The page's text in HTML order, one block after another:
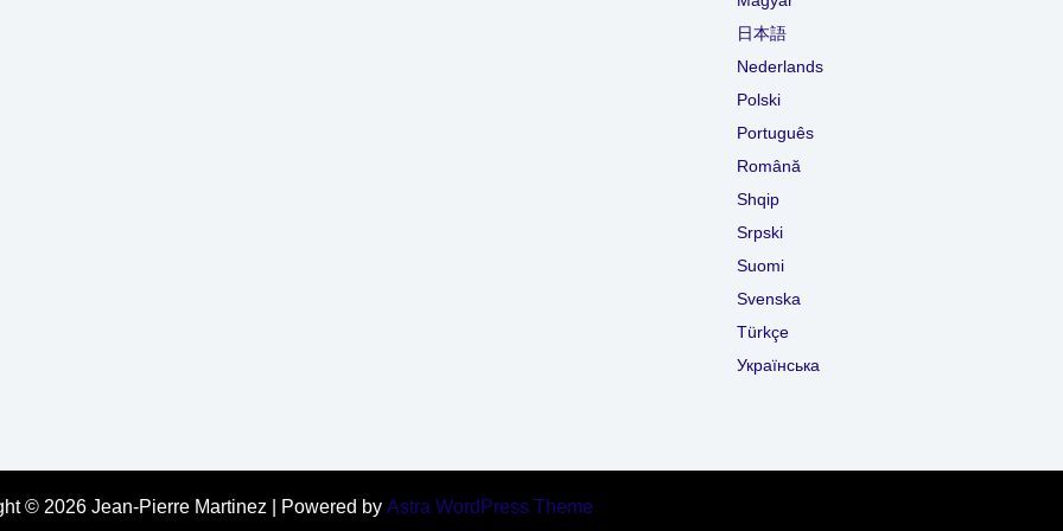
日本語
Nederlands
Polski
Português
Română
Shqip
Srpski
Suomi
Svenska
Türkçe
Українська
© 2026 Jean-Pierre Martinez | Powered by Astra WordPress Theme